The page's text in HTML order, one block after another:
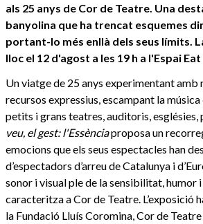
als 25 anys de Cor de Teatre. Una
banyolina que ha trencat esquemes
portant-lo més enllà dels seus límits.
lloc el 12 d'agost a les 19 h a l'Espai
Un viatge de 25 anys experimentant amb
recursos expressius, escampant la
petits i grans teatres, auditoris, esglésies,
veu, el gest: l'Essènciaproposa un
emocions que els seus espectacles han
d’espectadors d’arreu de Catalunya i
sonor i visual ple de la sensibilitat, humor
caracteritza a Cor de Teatre. L’exposició
la Fundació Lluís Coromina, Cor de